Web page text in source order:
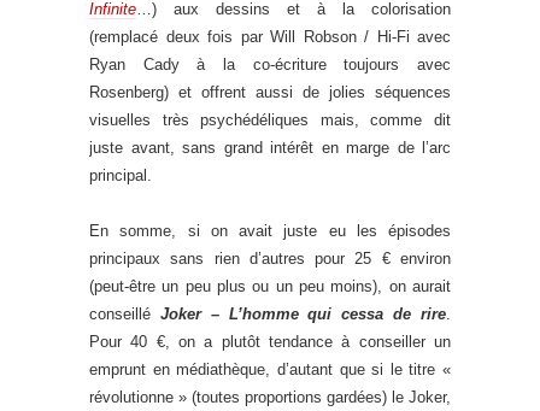
Infinite…) aux dessins et à la colorisation
(remplacé deux fois par Will Robson / Hi-Fi avec
Ryan Cady à la co-écriture toujours avec
Rosenberg) et offrent aussi de jolies séquences
visuelles très psychédéliques mais, comme dit
juste avant, sans grand intérêt en marge de l’arc
principal.
En somme, si on avait juste eu les épisodes
principaux sans rien d’autres pour 25 € environ
(peut-être un peu plus ou un peu moins), on aurait
conseillé Joker – L’homme qui cessa de rire.
Pour 40 €, on a plutôt tendance à conseiller un
emprunt en médiathèque, d’autant que si le titre «
révolutionne » (toutes proportions gardées) le Joker,